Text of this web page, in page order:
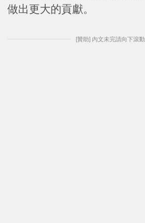
做出更大的貢獻。
[贊助] 內文未完請向下滾動